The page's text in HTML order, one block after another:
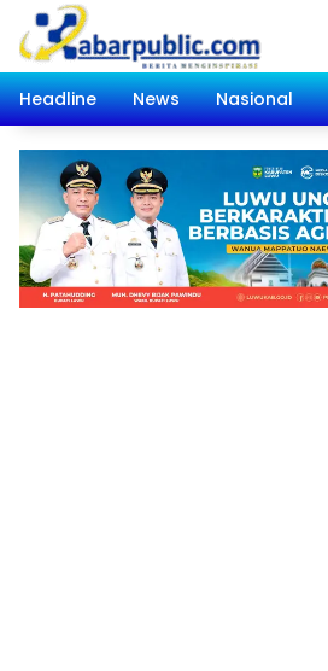
Langsung
konten
Headline
News Nasional